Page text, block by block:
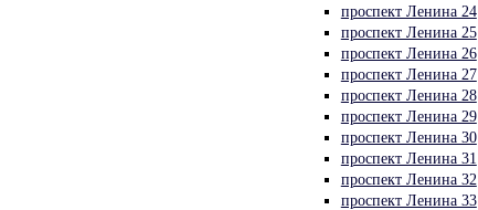
проспект Ленина 24
проспект Ленина 25
проспект Ленина 26
проспект Ленина 27
проспект Ленина 28
проспект Ленина 29
проспект Ленина 30
проспект Ленина 31
проспект Ленина 32
проспект Ленина 33